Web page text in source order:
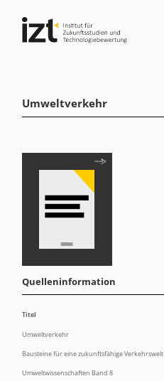
Umweltverkehr
Quelleninformation
Titel
Umweltverkehr
Bausteine für eine zukunftsfähige Verkehrswelt
Umweltwissenschaften Band 8